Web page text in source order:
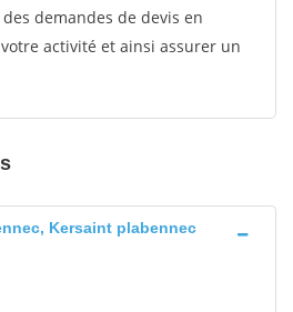
demandes de devis en
activité et ainsi assurer un
Kersaint plabennec